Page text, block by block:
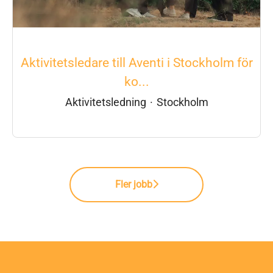
Aktivitetsledare till Aventi i Stockholm för
ko...
Aktivitetsledning · Stockholm
Fler jobb